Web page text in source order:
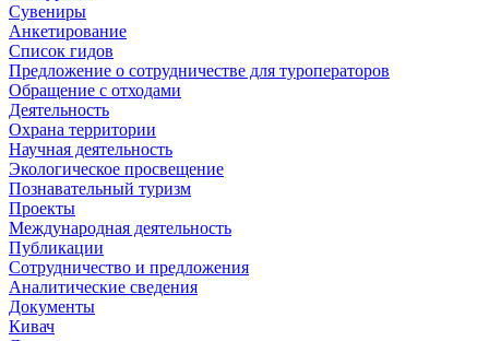
Сувениры
Анкетирование
Список гидов
Предложение о сотрудничестве для туроператоров
Обращение с отходами
Деятельность
Охрана территории
Научная деятельность
Экологическое просвещение
Познавательный туризм
Проекты
Международная деятельность
Публикации
Сотрудничество и предложения
Аналитические сведения
Документы
Кивач